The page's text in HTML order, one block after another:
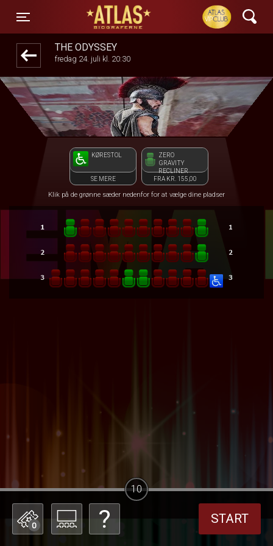
Toggle navigation
ATLAS Biograferne
THE ODYSSEY
fredag 24. juli kl. 20:30
KØRESTOL
SE MERE
ZERO
GRAVITY
RECLINER
FRA KR. 155,00
Klik på de grønne sæder nedenfor for at vælge dine pladser
0 START
10
front05-temp 075006